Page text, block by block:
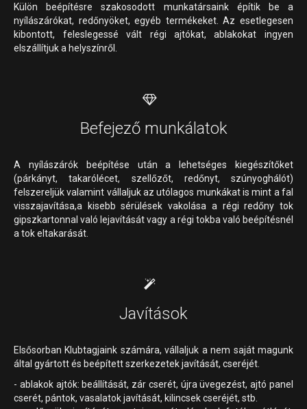
Külön beépítésre szakosodott munkatársaink építik be a
nyílászárókat, redőnyöket, egyéb termékeket. Az esetlegesen
kibontott, feleslegessé vált régi ajtókat, ablakokat ingyen
elszállítjuk a helyszínről.
Befejező munkálatok
A nyílászárók beépítése után a lehetséges kiegészítőket
(párkányt, takarólécet, szellőzőt, redőnyt, szúnyoghálót)
felszereljük valamint vállaljuk az utólagos munkákat is mint a fal
visszajavítása,a kisebb sérülések vakolása a régi redőny tok
gipszkartonnal való lejavítását vagy a régi tokba való beépítésnél
a tok eltakarását.
Javítások
Elsősorban Klubtagjaink számára, vállaljuk a nem saját magunk
által gyártott és beépített szerkezetek javítását, cseréjét.
- ablakok ajtók: beállítását, zár cserét, újra üvegezést, ajtó panel
cserét, pántok, vasalatok javítását, kilincsek cseréjét, stb.